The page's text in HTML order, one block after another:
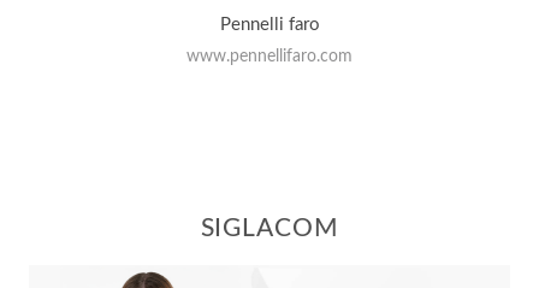
Pennelli faro
www.pennellifaro.com
SIGLACOM